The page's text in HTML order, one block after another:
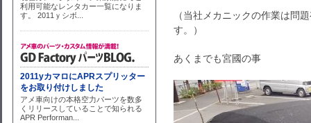
（当社メカニックの作業は問
す。）
あくまでも宮國の事